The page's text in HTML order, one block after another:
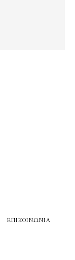
ΕΠΙΚΟΙΝΩΝΊΑ